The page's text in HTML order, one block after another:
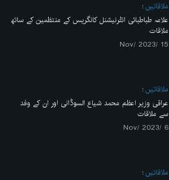
ملاقاتیں
علامہ طباطبائی انٹرنیشنل کانگریس کے منتظمین کے ساتھ
ملاقات
15 /Nov/ 2023
ملاقاتیں
عراقی وزیر اعظم محمد شیاع السوڈانی اور ان کے وفد
سے ملاقات
6 /Nov/ 2023
ملاقاتیں